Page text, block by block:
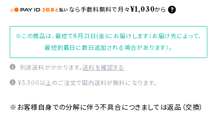
なら 手数料無料で 月々¥1,030から
※この商品は、最短で8月21日(金)にお届けします（お届け先によって、
最短到着日に数日追加される場合があります）。
別途送料がかかります。送料を確認する
¥5,500以上のご注文で国内送料が無料になります。
※お客様自身での分解に伴う不具合につきましては返品（交換）